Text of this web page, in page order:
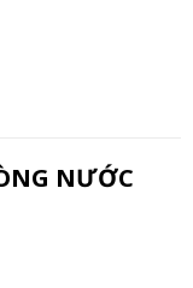
NƯỚC
NƯỚC